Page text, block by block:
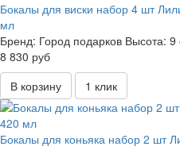
Бокалы для виски набор 4 шт
мл
Бренд: Город подарков Высота: 9
8 830 руб
В корзину
1 клик
Бокалы для коньяка набор 2 шт